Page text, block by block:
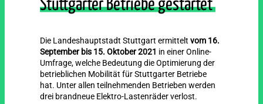
Stuttgarter Betriebe gestartet
Die Landeshauptstadt Stuttgart ermitteltvom 16.
September bis 15. Oktober 2021 in einer Online-
Umfrage, welche Bedeutung die Optimierung der
betrieblichen Mobilität für Stuttgarter Betriebe
hat. Unter allen teilnehmenden Betrieben werden
drei brandneue Elektro-Lastenräder verlost.